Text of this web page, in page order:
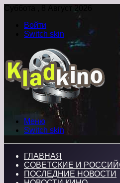
Суббота , 8 Август 2026
Войти
Switch skin
Меню
Switch skin
ГЛАВНАЯ
СОВЕТСКИЕ И
ПОСЛЕДНИЕ НОВОСТИ